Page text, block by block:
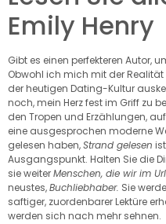
Emily Henry
Gibt es einen perfekteren Autor,
Obwohl ich mich mit der
der heutigen Dating-Kultur
noch, mein Herz fest im Griff zu
den Tropen und Erzählungen,
eine ausgesprochen moderne
gelesen haben,Strand gelesen
Ausgangspunkt. Halten Sie die
sie weiterMenschen, die wir im
neustes,Buchliebhaber. Sie
saftiger, zuordenbarer Lektüre
werden sich nach mehr sehnen.